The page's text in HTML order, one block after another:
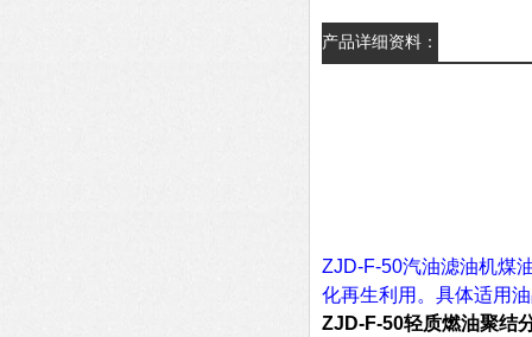
产品详细资料：
ZJD-F-50汽油滤油机煤
化再生利用。具体适用
ZJD-F-50轻质燃油聚结